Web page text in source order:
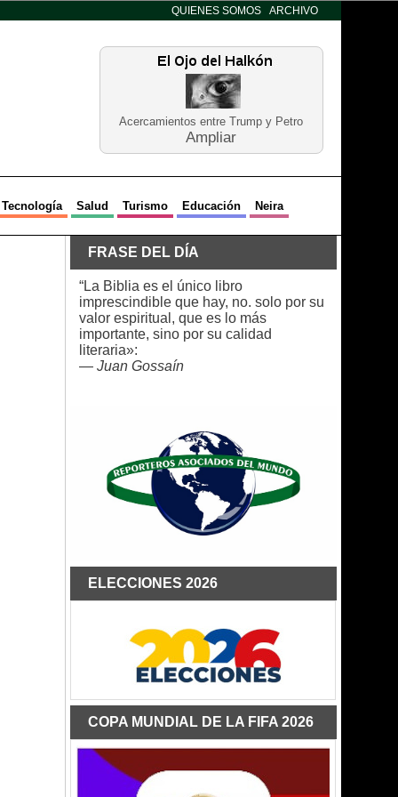
QUIENES SOMOS ARCHIVO
Acercamientos entre Trump y Petro
Ampliar
Tecnología Salud Turismo Educación Neira
FRASE DEL DÍA
“La Biblia es el único libro
imprescindible que hay, no. solo por su
valor espiritual, que es lo más
importante, sino por su calidad
literaria»:
— Juan Gossaín
ELECCIONES 2026
COPA MUNDIAL DE LA FIFA 2026